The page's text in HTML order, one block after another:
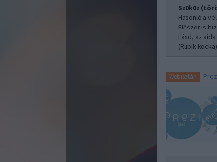
Sz0k0z
Hasonló a
Először is
Lásd, az
(Rubik
Webisztán